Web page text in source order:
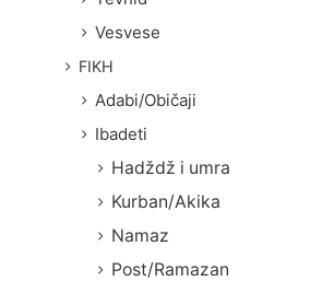
Vesvese
FIKH
Adabi/Običaji
Ibadeti
Hadždž i umra
Kurban/Akika
Namaz
Post/Ramazan